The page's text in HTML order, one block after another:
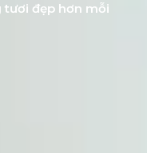
đẹp hơn mỗi